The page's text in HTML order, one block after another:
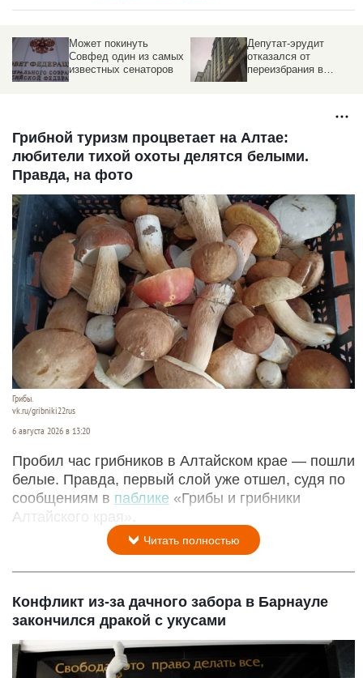
Депутат-эрудит
отказался от
переизбрания в
Чак Норрис может
лишить мандата
депутата Госдумы.
Грибной туризм процветает на Алтае:
любители тихой охоты делятся белыми.
Правда, на фото
Грибы.
vk.ru/gribniki22rus
6 августа 2026 в 13:20
Пробил час грибников в Алтайском крае — пошли
белые. Правда, первый слой уже отшел, судя по
сообщениям в паблике «Грибы и грибники
Алтайского края».
Читать полностью
Конфликт из-за дачного забора в Барнауле
закончился дракой с укусами